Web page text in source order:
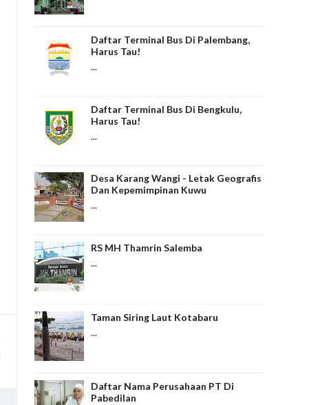
Daftar Terminal Bus Di Palembang,
Harus Tau!
...
Daftar Terminal Bus Di Bengkulu,
Harus Tau!
...
Desa Karang Wangi - Letak Geografis
Dan Kepemimpinan Kuwu
...
RS MH Thamrin Salemba
...
Taman Siring Laut Kotabaru
...
Daftar Nama Perusahaan PT Di
Pabedilan